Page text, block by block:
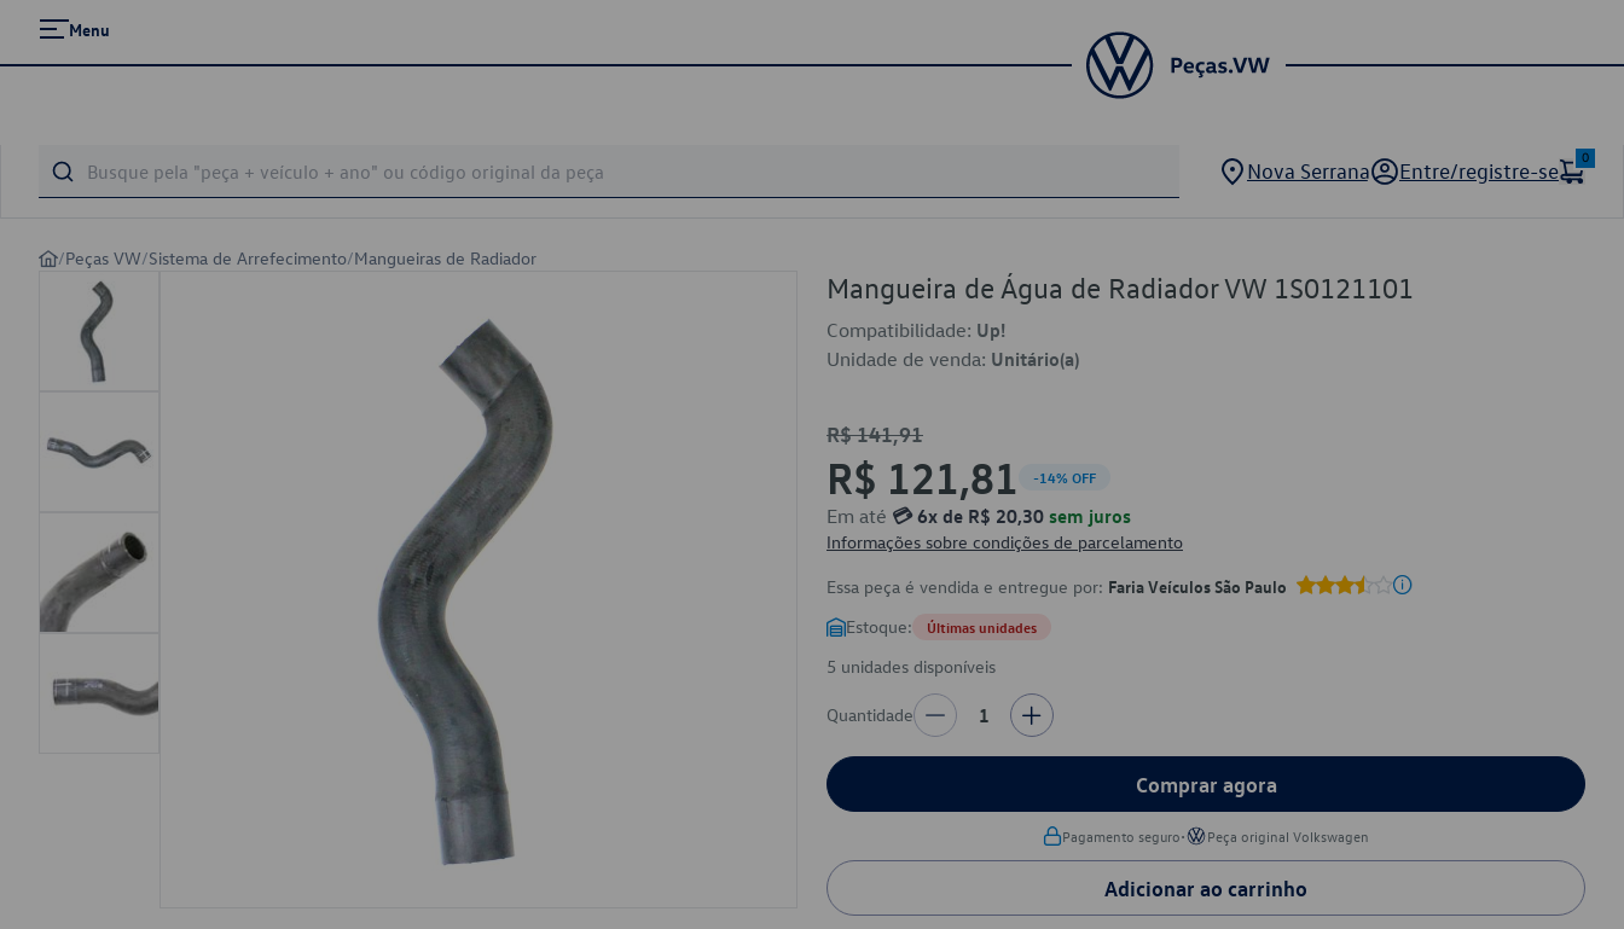
Menu
Nova Serrana Entre/registre-se
0
/Peças VW/Sistema de Arrefecimento/Mangueiras de Radiador
Mangueira de Água de Radiador VW 1S0121101
Compatibilidade: Up!
Unidade de venda: Unitário(a)
R$ 141,91
R$ 121,81 -14% OFF
Em até 💳 6x de R$ 20,30 sem juros
Informações sobre condições de parcelamento
Essa peça é vendida e entregue por: Faria Veículos São Paulo
Estoque: Últimas unidades
5 unidades disponíveis
Quantidade 1
Comprar agora
Pagamento seguro• Peça original Volkswagen
Adicionar ao carrinho